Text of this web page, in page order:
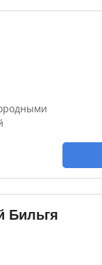
Бильгя